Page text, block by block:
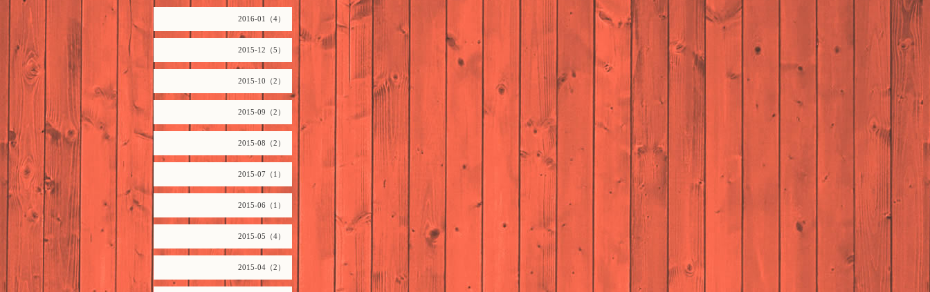
2016-01（4）
2015-12（5）
2015-10（2）
2015-09（2）
2015-08（2）
2015-07（1）
2015-06（1）
2015-05（4）
2015-04（2）